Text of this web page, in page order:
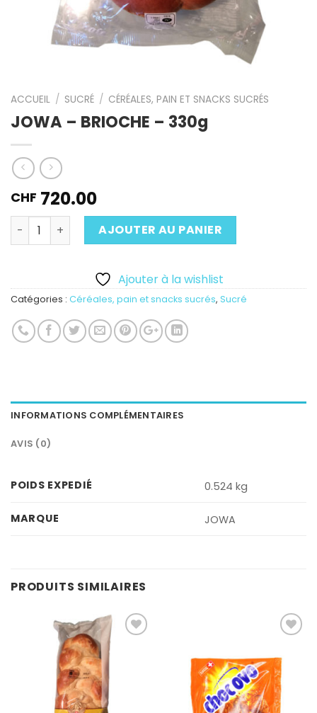
ACCUEIL / SUCRÉ / CÉRÉALES, PAIN ET SNACKS SUCRÉS
JOWA – BRIOCHE – 330g
CHF 720.00
Quantité AJOUTER AU PANIER
Ajouter à la wishlist
Catégories : Céréales, pain et snacks sucrés, Sucré
INFORMATIONS COMPLÉMENTAIRES
AVIS (0)
POIDS EXPEDIÉ 0.524 kg
MARQUE JOWA
PRODUITS SIMILAIRES
Ajouter
à la
wishlist